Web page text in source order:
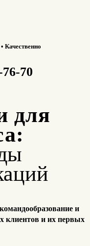
Качественно
70
для
и
клиентов и их первых